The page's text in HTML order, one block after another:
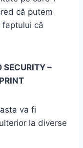
că putem
că
SECURITY –
va fi
la diverse